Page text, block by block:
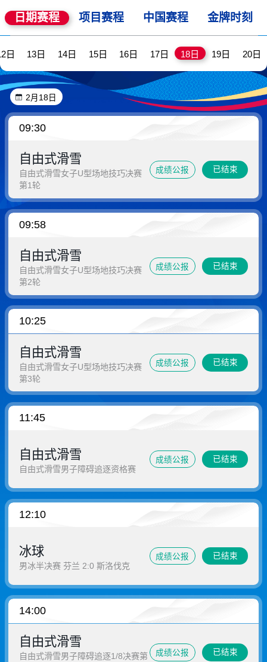
日期赛程 项目赛程 中国赛程 金牌时刻
日 13日 14日 15日 16日 17日 18日 19日 20日
2月18日
09:30
自由式滑雪
自由式滑雪女子U型场地技巧决赛
第1轮
成绩公报 已结束
09:58
自由式滑雪
自由式滑雪女子U型场地技巧决赛
第2轮
成绩公报 已结束
10:25
自由式滑雪
自由式滑雪女子U型场地技巧决赛
第3轮
成绩公报 已结束
11:45
自由式滑雪
自由式滑雪男子障碍追逐资格赛
成绩公报 已结束
12:10
冰球
男冰半决赛 芬兰 2:0 斯洛伐克
成绩公报 已结束
14:00
自由式滑雪
自由式滑雪男子障碍追逐1/8决赛第
成绩公报 已结束